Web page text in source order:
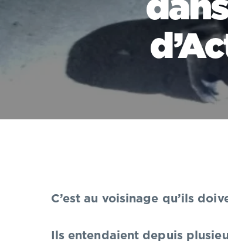
C’est au voisinage qu’ils
Ils entendaient depuis